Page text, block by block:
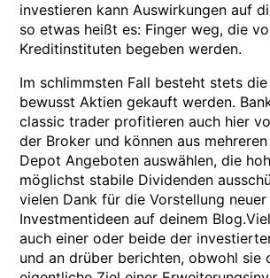
investieren kann Auswirkungen auf
so etwas heißt es: Finger weg, die
Kreditinstituten begeben werden.
Im schlimmsten Fall besteht stets
bewusst Aktien gekauft werden.
classic trader profitieren auch hier
der Broker und können aus
Depot Angeboten auswählen, die
möglichst stabile Dividenden
vielen Dank für die Vorstellung neuer
Investmentideen auf deinem
auch einer oder beide der
und an drüber berichten, obwohl sie